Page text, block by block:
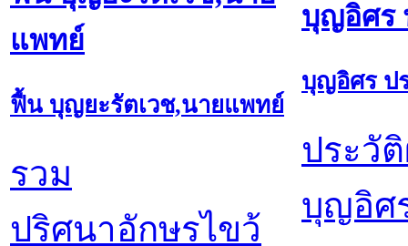
แพทย์
ฟื้น บุญยะรัตเวช,นายแพทย์
รวม
ปริศนาอักษรไขว้
บุญอิศร
บุญอิศร ป
ประวั
บุญอิศ